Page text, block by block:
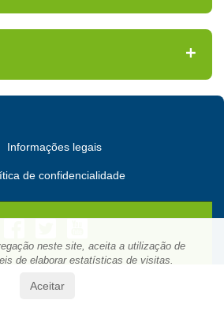
neste site, aceita a utilização de
de elaborar estatísticas de visitas.
Aceitar
Informações legais
de confidencialidade